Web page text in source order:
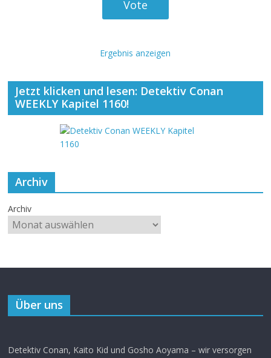
Ergebnis anzeigen
Jetzt klicken und lesen: Detektiv Conan
WEEKLY Kapitel 1160!
Archiv
Archiv
Über uns
Detektiv Conan, Kaito Kid und Gosho Aoyama – wir versorgen